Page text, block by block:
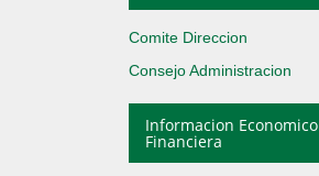
Comite Direccion
Consejo Administracion
Informacion Economico
Financiera